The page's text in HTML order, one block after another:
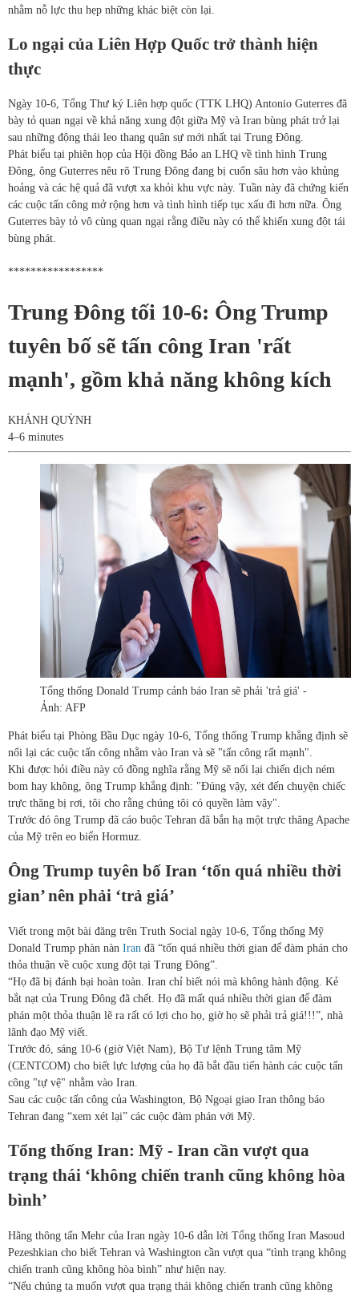
nhằm nỗ lực thu hẹp những khác biệt còn lại.
Lo ngại của Liên Hợp Quốc trở thành hiện
thực
Ngày 10-6, Tổng Thư ký Liên hợp quốc (TTK LHQ) Antonio Guterres đã
bày tỏ quan ngại về khả năng xung đột giữa Mỹ và Iran bùng phát trở lại
sau những động thái leo thang quân sự mới nhất tại Trung Đông.
Phát biểu tại phiên họp của Hội đồng Bảo an LHQ về tình hình Trung
Đông, ông Guterres nêu rõ Trung Đông đang bị cuốn sâu hơn vào khủng
hoảng và các hệ quả đã vượt xa khỏi khu vực này. Tuần này đã chứng kiến
các cuộc tấn công mở rộng hơn và tình hình tiếp tục xấu đi hơn nữa. Ông
Guterres bày tỏ vô cùng quan ngại rằng điều này có thể khiến xung đột tái
bùng phát.
*****************
Trung Đông tối 10-6: Ông Trump
tuyên bố sẽ tấn công Iran 'rất
mạnh', gồm khả năng không kích
KHÁNH QUỲNH
4–6 minutes
Tổng thống Donald Trump cảnh báo Iran sẽ phải 'trả giá' -
Ảnh: AFP
Phát biểu tại Phòng Bầu Dục ngày 10-6, Tổng thống Trump khẳng định sẽ
nối lại các cuộc tấn công nhằm vào Iran và sẽ "tấn công rất mạnh".
Khi được hỏi điều này có đồng nghĩa rằng Mỹ sẽ nối lại chiến dịch ném
bom hay không, ông Trump khẳng định: "Đúng vậy, xét đến chuyện chiếc
trực thăng bị rơi, tôi cho rằng chúng tôi có quyền làm vậy".
Trước đó ông Trump đã cáo buộc Tehran đã bắn hạ một trực thăng Apache
của Mỹ trên eo biển Hormuz.
Ông Trump tuyên bố Iran ‘tốn quá nhiều thời
gian’ nên phải ‘trả giá’
Viết trong một bài đăng trên Truth Social ngày 10-6, Tổng thống Mỹ
Donald Trump phàn nàn Iran đã “tốn quá nhiều thời gian để đàm phán cho
thỏa thuận về cuộc xung đột tại Trung Đông”.
“Họ đã bị đánh bại hoàn toàn. Iran chỉ biết nói mà không hành động. Kẻ
bắt nạt của Trung Đông đã chết. Họ đã mất quá nhiều thời gian để đàm
phán một thỏa thuận lẽ ra rất có lợi cho họ, giờ họ sẽ phải trả giá!!!”, nhà
lãnh đạo Mỹ viết.
Trước đó, sáng 10-6 (giờ Việt Nam), Bộ Tư lệnh Trung tâm Mỹ
(CENTCOM) cho biết lực lượng của họ đã bắt đầu tiến hành các cuộc tấn
công "tự vệ" nhằm vào Iran.
Sau các cuộc tấn công của Washington, Bộ Ngoại giao Iran thông báo
Tehran đang “xem xét lại” các cuộc đàm phán với Mỹ.
Tổng thống Iran: Mỹ - Iran cần vượt qua
trạng thái ‘không chiến tranh cũng không hòa
bình’
Hãng thông tấn Mehr của Iran ngày 10-6 dẫn lời Tổng thống Iran Masoud
Pezeshkian cho biết Tehran và Washington cần vượt qua “tình trạng không
chiến tranh cũng không hòa bình” như hiện nay.
“Nếu chúng ta muốn vượt qua trạng thái không chiến tranh cũng không